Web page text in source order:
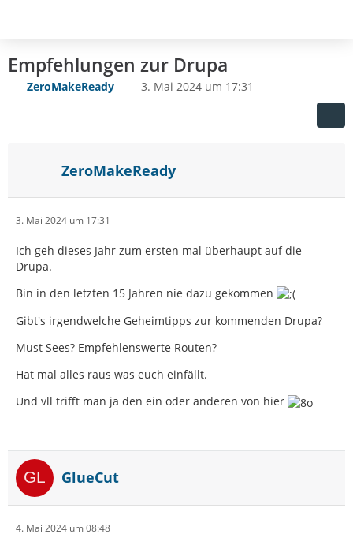
Empfehlungen zur Drupa
ZeroMakeReady 3. Mai 2024 um 17:31
ZeroMakeReady
3. Mai 2024 um 17:31
Ich geh dieses Jahr zum ersten mal überhaupt auf die
Drupa.
Bin in den letzten 15 Jahren nie dazu gekommen
Gibt's irgendwelche Geheimtipps zur kommenden Drupa?
Must Sees? Empfehlenswerte Routen?
Hat mal alles raus was euch einfällt.
Und vll trifft man ja den ein oder anderen von hier
GlueCut
4. Mai 2024 um 08:48